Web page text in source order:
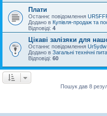
Плати
Останнє повідомлення
Додано в Купівля-продаж та
Відповіді: 4
Цікаві залізяки для
Останнє повідомлення Ur5ydw
Додано в Загальні технічні
Відповіді: 60
Пошук дав 8